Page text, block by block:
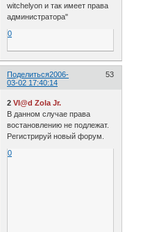
witchelyon и так имеет права
администратора"
0
Поделиться 53
2006-
03-02 17:40:14
2Vl@d Zola Jr.
В данном случае права
востановлению не подлежат.
Регистрируй новый форум.
0